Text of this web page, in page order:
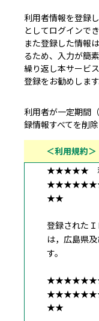
利用者情報を登録
としてログインでき
また登録した情報
るため、入力が簡
繰り返し本サービ
登録をお勧めします
利用者が一定期間
録情報すべてを削除
＜利用規約＞
★★★★★ 利
★★
登録された
は，広島県
す。
★★